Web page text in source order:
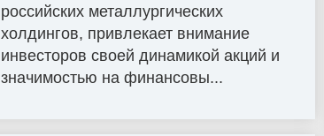
российских металлургических
холдингов, привлекает внимание
инвесторов своей динамикой акций и
значимостью на финансовы...